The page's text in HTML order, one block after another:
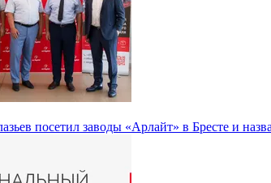
посетил заводы «Арлайт» в Бресте и